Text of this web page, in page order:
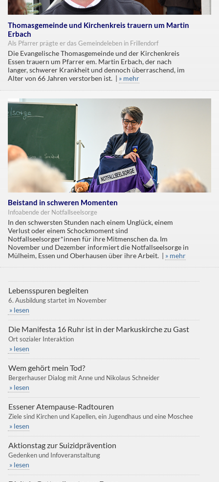
Thomasgemeinde und Kirchenkreis trauern um Martin
Erbach
Als Pfarrer prägte er das Gemeindeleben in Frillendorf
Die Evangelische Thomasgemeinde und der Kirchenkreis
Essen trauern um Pfarrer em. Martin Erbach, der nach
langer, schwerer Krankheit und dennoch überraschend, im
Alter von 66 Jahren verstorben ist. | » mehr
Beistand in schweren Momenten
Infoabende der Notfallseelsorge
In den schwersten Stunden nach einem Unglück, einem
Verlust oder einem Schockmoment sind
Notfallseelsorger*innen für ihre Mitmenschen da. Im
November und Dezember informiert die Notfallseelsorge in
Mülheim, Essen und Oberhausen über ihre Arbeit. | » mehr
Lebensspuren begleiten
6. Ausbildung startet im November
» lesen
Die Manifesta 16 Ruhr ist in der Markuskirche zu Gast
Ort sozialer Interaktion
» lesen
Wem gehört mein Tod?
Bergerhauser Dialog mit Anne und Nikolaus Schneider
» lesen
Essener Atempause-Radtouren
Ziele sind Kirchen und Kapellen, ein Jugendhaus und eine Moschee
» lesen
Aktionstag zur Suizidprävention
Gedenken und Infoveranstaltung
» lesen